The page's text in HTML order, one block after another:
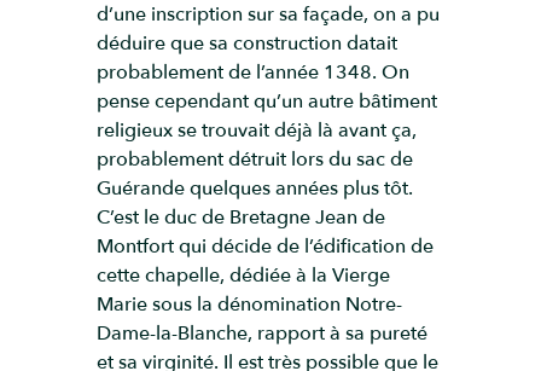
d’une inscription sur sa façade, on a pu
déduire que sa construction datait
probablement de l’année 1348. On
pense cependant qu’un autre bâtiment
religieux se trouvait déjà là avant ça,
probablement détruit lors du sac de
Guérande quelques années plus tôt.
C’est le duc de Bretagne Jean de
Montfort qui décide de l’édification de
cette chapelle, dédiée à la Vierge
Marie sous la dénomination Notre-
Dame-la-Blanche, rapport à sa pureté
et sa virginité. Il est très possible que le